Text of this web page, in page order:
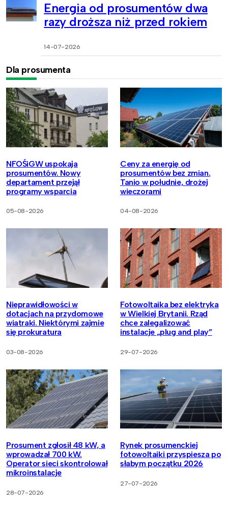
Energia od prosumentów dwa
razy droższa niż przed rokiem
14-07-2026
Dla prosumenta
NFOŚiGW uspokaja
prosumentów. Nowy
departament przejął
programy wsparcia
05-08-2026
Ceny za energię od
prosumentów bez zmian.
Tanio w południe, drożej
wieczorami
04-08-2026
Nieprawidłowości w
dotacjach na przydomowe
wiatraki. Niektórymi zajmie
się prokuratura
03-08-2026
Fotowoltaika bez elektryka
w Wielkiej Brytanii. Rząd
chce zalegalizować
instalacje „plug and play”
29-07-2026
Prosument zgłosił 48 kW, a
wprowadzał 700 kW.
Operator sieci skontrolował
mikroinstalacje
28-07-2026
Rynek prosumenckiej
fotowoltaiki przyspiesza po
słabym początku 2026
27-07-2026